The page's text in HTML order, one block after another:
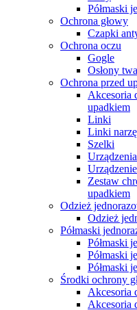
Półmaski
Ochrona głowy
Czapki
Ochrona oczu
Gogle
Osłony
Ochrona przed
Akcesoria
upadkiem
Linki
Linki
Szelki
Zestaw
upadkiem
Odzież
Odzież
Półmaski
Półmaski
Półmaski
Półmaski
Środki ochrony
Akcesoria
Akcesoria